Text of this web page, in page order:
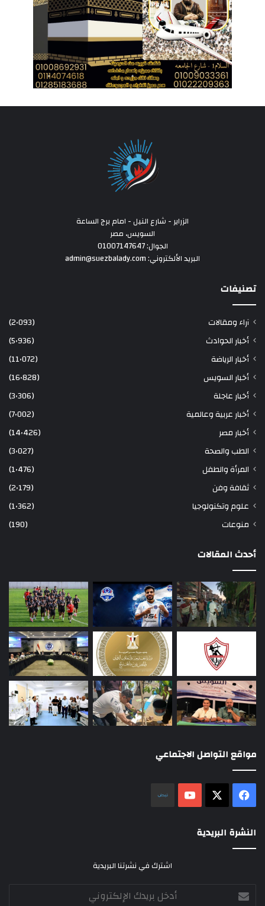
الزراير - شارع النيل - امام برج الساعة
السويس، مصر
الجوال: 01007147647
البريد الألكتروني: admin@suezbalady.com
تصنيفات
آراء ومقالات
(2٬093)
أخبار الحوادث
(5٬936)
أخبار الرياضة
(11٬072)
أخبار السويس
(16٬828)
أخبار عاجلة
(3٬306)
أخبار عربية وعالمية
(7٬002)
أخبار مصر
(14٬426)
الطب والصحة
(3٬027)
المرأة والطفل
(1٬476)
ثقافة وفن
(2٬179)
علوم وتكنولوجيا
(1٬362)
منوعات
(190)
أحدث المقالات
مواقع التواصل الاجتماعي
فيسبوك ‫YouTube
النشرة البريدية
اشترك في نشرتنا البريدية
أدخل
بريدك